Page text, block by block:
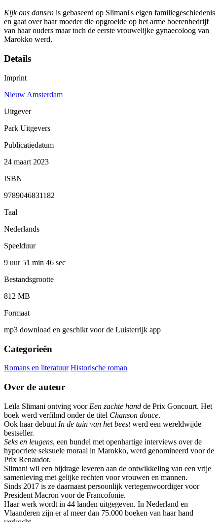
Kijk ons dansen is gebaseerd op Slimani's eigen familiegeschiedenis
en gaat over haar moeder die opgroeide op het arme boerenbedrijf
van haar ouders maar toch de eerste vrouwelijke gynaecoloog van
Marokko werd.
Details
Imprint
Nieuw Amsterdam
Uitgever
Park Uitgevers
Publicatiedatum
24 maart 2023
ISBN
9789046831182
Taal
Nederlands
Speelduur
9 uur 51 min 46 sec
Bestandsgrootte
812 MB
Formaat
mp3 download en geschikt voor de Luisterrijk app
Categorieën
Romans en literatuur Historische roman
Over de auteur
Leïla Slimani ontving voor Een zachte hand de Prix Goncourt. Het
boek werd verfilmd onder de titel Chanson douce.
Ook haar debuut In de tuin van het beestwerd een wereldwijde
bestseller.
Seks en leugens, een bundel met openhartige interviews over de
hypocriete seksuele moraal in Marokko, werd genomineerd voor de
Prix Renaudot.
Slimani wil een bijdrage leveren aan de ontwikkeling van een vrije
samenleving met gelijke rechten voor vrouwen en mannen.
Sinds 2017 is ze daarnaast persoonlijk vertegenwoordiger voor
President Macron voor de Francofonie.
Haar werk wordt in 44 landen uitgegeven. In Nederland en
Vlaanderen zijn er al meer dan 75.000 boeken van haar hand